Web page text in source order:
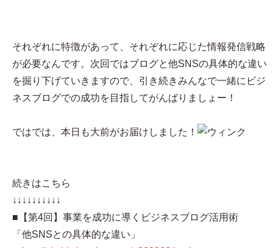
それぞれに特徴があって、それぞれに応じた情報発信戦略
が必要なんです。次回ではブログと他SNSの具体的な違い
を掘り下げていきますので、引き続きみんなで一緒にビジ
ネスブログでの成功を目指してがんばりましょー！
ではでは、本日も大前がお届けしました！
続きはこちら
↓↓↓↓↓↓↓↓↓↓
■【第4回】事業を成功に導くビジネスブログ活用術
「他SNSとの具体的な違い」